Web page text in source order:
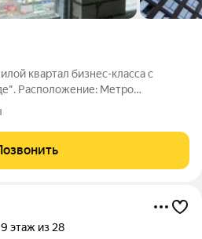
квартал бизнес-класса с
Расположение: Метро
окружении расположены
Ботанический сад,
9 этаж из 28